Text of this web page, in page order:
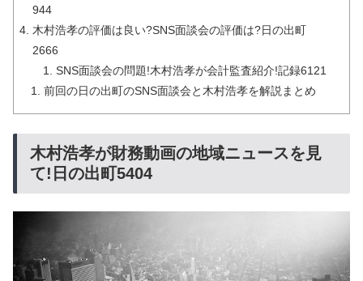
944
木村浩孝の評価は良い?SNS面談会の評価は?日の出町
2666
SNS面談会の問題!木村浩孝が会計監査紹介!記録6121
前回の日の出町のSNS面談会と木村浩孝を解説まとめ
木村浩孝が財務動画の地域ニュースを見
て!日の出町5404